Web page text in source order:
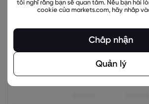
Các công cụ liên quan
tôi nghĩ rằng bạn sẽ quan tâm. Nếu bạn hài
cookie của markets.com, hãy nhấp
Chấp nhận
Quản lý